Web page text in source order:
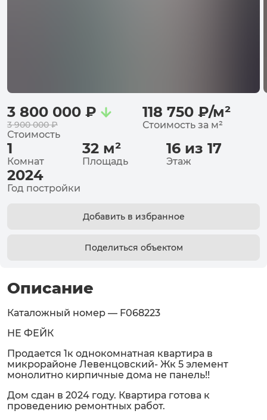
3 800 000 ₽
3 900 000 ₽
Стоимость
118 750 ₽/м²
Стоимость за м²
1
Комнат
32 м²
Площадь
16 из 17
Этаж
2024
Год постройки
Добавить в избранное
Поделиться объектом
Описание
Каталожный номер — F068223
НЕ ФЕЙК
Продается 1к однокомнатная квартира в
микрорайоне Левенцовский- Жк 5 элемент
монолитно кирпичные дома не панель!!
Дом сдан в 2024 году. Квартира готова к
проведению ремонтных работ.